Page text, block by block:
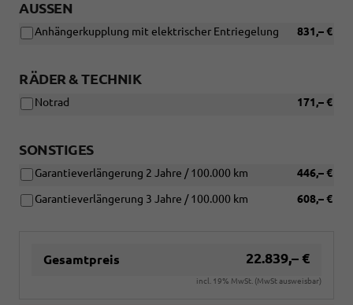
AUSSEN
831,– €
Anhängerkupplung mit elektrischer Entriegelung
RÄDER & TECHNIK
171,– €
Notrad
SONSTIGES
446,– €
Garantieverlängerung 2 Jahre / 100.000 km
608,– €
Garantieverlängerung 3 Jahre / 100.000 km
Gesamtpreis 22.839,– €
incl. 19% MwSt. (MwSt ausweisbar)